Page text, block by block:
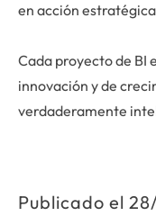
en acción
Cada proyecto de BI
innovación y de
verdaderamente
Publicado el